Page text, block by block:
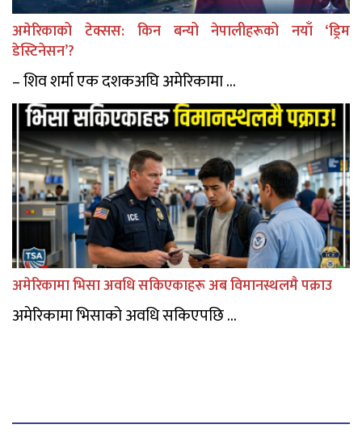
अमेरिकाको टेक्सस: किन बन्यो नेपालीहरूको नयाँ ‘ड्रिम
डेस्टिनेसन’?
– शिव शर्मा एक दशकअघि अमेरिकामा ...
अमेरिकामा भिसा अवधि सकिएकाहरू अब विमानस्थलमै पक्राउ
अमेरिकामा भिसाको अवधि सकिएपछि ...